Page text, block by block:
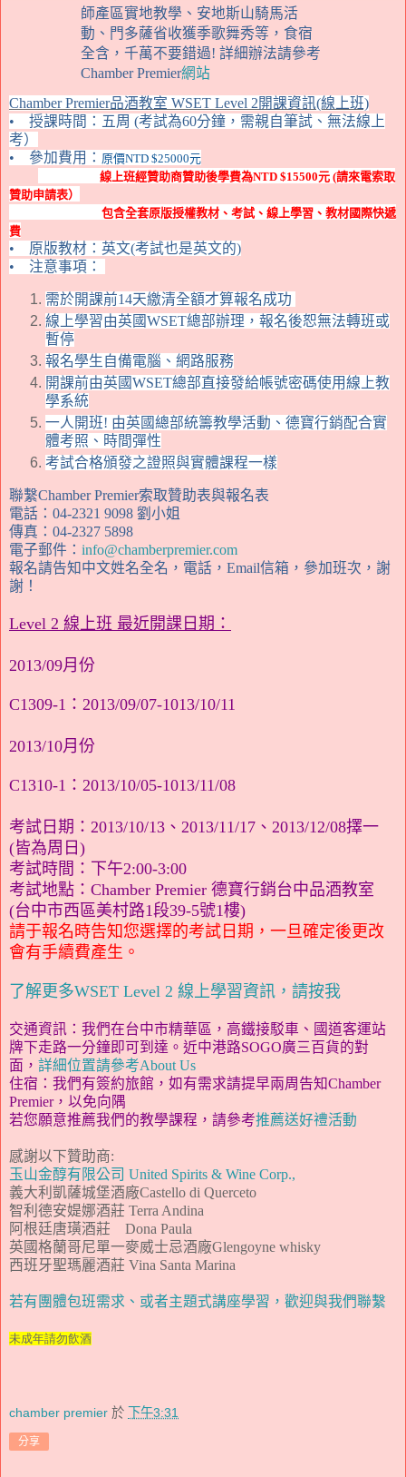
師產區實地教學、安地斯山騎馬活
動、門多薩省收獲季歌舞秀等，食宿
全含，千萬不要錯過!詳細辦法請參考
Chamber Premier網站
Chamber Premier品酒教室 WSET Level 2開課資訊(線上班)
• 授課時間： 五周 (考試為60分鐘，需親自筆試、無法線上
考）
• 參加費用： 原價NTD $25000元
線上班經贊助商贊助後學費為NTD $15500元 (請來電索取
贊助申請表）
包含全套原版授權教材、考試、線上學習、教材國際快遞
費
• 原版教材 ： 英文(考試也是英文的)
• 注意事項：
需於開課前14天繳清全額才算報名成功
線上學習由英國WSET總部辦理，報名後恕無法轉班或
暫停
報名學生自備電腦、網路服務
開課前由英國WSET總部直接發給帳號密碼使用線上教
學系統
一人開班! 由英國總部統籌教學活動、德寶行銷配合實
體考照、時間彈性
考試合格頒發之證照與實體課程一樣
聯繫Chamber Premier索取贊助表與報名表
電話：04-2321 9098 劉小姐
傳真 ：04-2327 5898
電子郵件： info@chamberpremier.com
報名請告知中文姓名全名，電話，Email信箱，參加班次，謝
謝！
Level 2 線上班 最近開課日期：
2013/09月份
C1309-1：2013/09/07-1013/10/11
2013/10月份
C1310-1：2013/10/05-1013/11/08
考試日期 ：2013/10/13、2013/11/17、2013/12/08擇一
(皆為周日)
考試時間 ：下午2:00-3:00
考試地點： Chamber Premier 德寶行銷台中品酒教室
(台中市西區美村路1段39-5號1樓)
請于報名時告知您選擇的考試日期，一旦確定後更改
會有手續費產生。
了解更多WSET Level 2 線上學習資訊，請按我
交通資訊 ：我們在台中市精華區，高鐵接駁車、國道客運站
牌下走路一分鐘即可到達。近中港路SOGO廣三百貨的對
面， 詳細位置請參考About Us
住宿 ：我們有簽約旅館，如有需求請提早兩周告知Chamber
Premier，以免向隅
若您願意推薦我們的教學課程，請參考推薦送好禮活動
感謝以下贊助商:
玉山金醇有限公司 United Spirits & Wine Corp.,
義大利凱薩城堡酒廠Castello di Querceto
智利 德安媞娜酒莊 Terra Andina
阿根廷唐璜酒莊 Dona Paula
英國格蘭哥尼單一麥威士忌酒廠Glengoyne whisky
西班牙聖瑪麗酒莊 Vina Santa Marina
若有團體包班需求、或者主題式講座學習，歡迎與我們聯繫
未成年請勿飲酒
chamber premier 於 下午3:31
分享